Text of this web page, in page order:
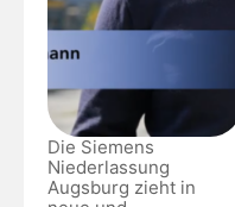
Die Siemens
Niederlassung
Augsburg zieht in